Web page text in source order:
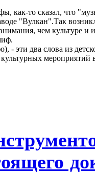
как-то сказал, что
"Вулкан".Так
чем культуре и
эти два слова из
мероприятий